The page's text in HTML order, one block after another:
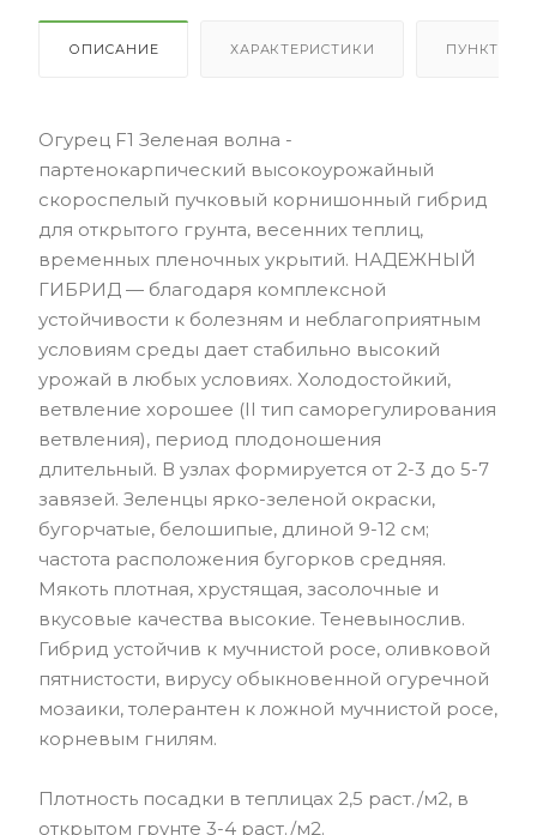
ОПИСАНИЕ ХАРАКТЕРИСТИКИ ПУНКТЫ
Огурец F1 Зеленая волна -
партенокарпический высокоурожайный
скороспелый пучковый корнишонный гибрид
для открытого грунта, весенних теплиц,
временных пленочных укрытий. НАДЕЖНЫЙ
ГИБРИД — благодаря комплексной
устойчивости к болезням и неблагоприятным
условиям среды дает стабильно высокий
урожай в любых условиях. Холодостойкий,
ветвление хорошее (II тип саморегулирования
ветвления), период плодоношения
длительный. В узлах формируется от 2-3 до 5-7
завязей. Зеленцы ярко-зеленой окраски,
бугорчатые, белошипые, длиной 9-12 см;
частота расположения бугорков средняя.
Мякоть плотная, хрустящая, засолочные и
вкусовые качества высокие. Теневынослив.
Гибрид устойчив к мучнистой росе, оливковой
пятнистости, вирусу обыкновенной огуречной
мозаики, толерантен к ложной мучнистой росе,
корневым гнилям.
Плотность посадки в теплицах 2,5 раст./м2, в
открытом грунте 3-4 раст./м2.